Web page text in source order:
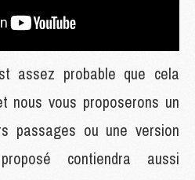
assez probable que cela
nous vous proposerons un
passages ou une version
contiendra aussi